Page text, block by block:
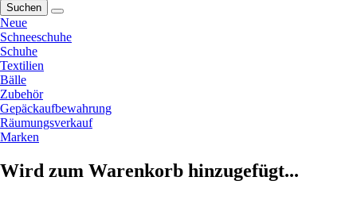
Suchen
Neue
Schneeschuhe
Schuhe
Textilien
Bälle
Zubehör
Gepäckaufbewahrung
Räumungsverkauf
Marken
Wird zum Warenkorb hinzugefügt...